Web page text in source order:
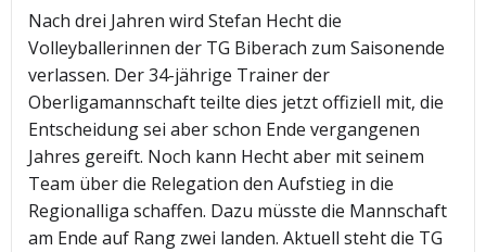
Nach drei Jahren wird Stefan Hecht die
Volleyballerinnen der TG Biberach zum Saisonende
verlassen. Der 34-jährige Trainer der
Oberligamannschaft teilte dies jetzt offiziell mit, die
Entscheidung sei aber schon Ende vergangenen
Jahres gereift. Noch kann Hecht aber mit seinem
Team über die Relegation den Aufstieg in die
Regionalliga schaffen. Dazu müsste die Mannschaft
am Ende auf Rang zwei landen. Aktuell steht die TG